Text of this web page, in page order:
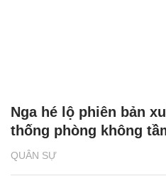
QUÂN SỰ
Nga hé lộ phiên bản
thống phòng không